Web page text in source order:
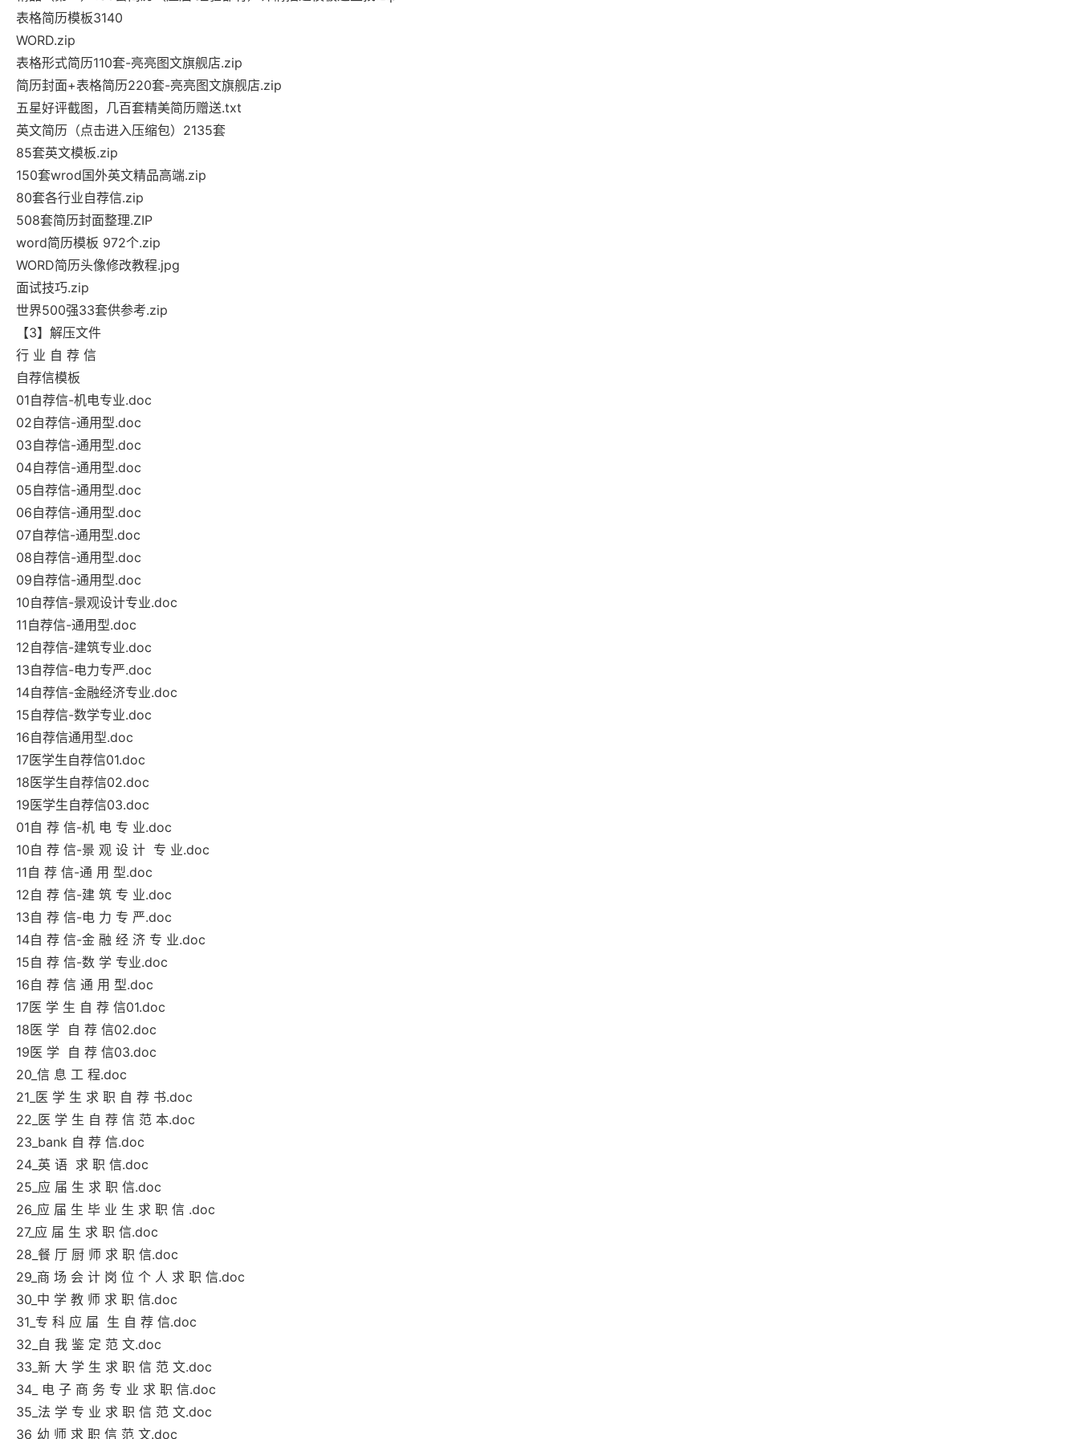
表格简历模板3140
WORD.zip
表格形式简历110套-亮亮图文旗舰店.zip
简历封面+表格简历220套-亮亮图文旗舰店.zip
五星好评截图，几百套精美简历赠送.txt
英文简历（点击进入压缩包）2135套
85套英文模板.zip
150套wrod国外英文精品高端.zip
80套各行业自荐信.zip
508套简历封面整理.ZIP
word简历模板 972个.zip
WORD简历头像修改教程.jpg
面试技巧.zip
世界500强33套供参考.zip
【3】解压文件
行 业 自 荐 信
自荐信模板
01自荐信-机电专业.doc
02自荐信-通用型.doc
03自荐信-通用型.doc
04自荐信-通用型.doc
05自荐信-通用型.doc
06自荐信-通用型.doc
07自荐信-通用型.doc
08自荐信-通用型.doc
09自荐信-通用型.doc
10自荐信-景观设计专业.doc
11自荐信-通用型.doc
12自荐信-建筑专业.doc
13自荐信-电力专严.doc
14自荐信-金融经济专业.doc
15自荐信-数学专业.doc
16自荐信通用型.doc
17医学生自荐信01.doc
18医学生自荐信02.doc
19医学生自荐信03.doc
01自 荐 信-机 电 专 业.doc
10自 荐 信-景 观 设 计 专 业.doc
11自 荐 信-通 用 型.doc
12自 荐 信-建 筑 专 业.doc
13自 荐 信-电 力 专 严.doc
14自 荐 信-金 融 经 济 专 业.doc
15自 荐 信-数 学 专业.doc
16自 荐 信 通 用 型.doc
17医 学 生 自 荐 信01.doc
18医 学 自 荐 信02.doc
19医 学 自 荐 信03.doc
20_信 息 工 程.doc
21_医 学 生 求 职 自 荐 书.doc
22_医 学 生 自 荐 信 范 本.doc
23_bank 自 荐 信.doc
24_英 语 求 职 信.doc
25_应 届 生 求 职 信.doc
26_应 届 生 毕 业 生 求 职 信 .doc
27_应 届 生 求 职 信.doc
28_餐 厅 厨 师 求 职 信.doc
29_商 场 会 计 岗 位 个 人 求 职 信.doc
30_中 学 教 师 求 职 信.doc
31_专 科 应 届 生 自 荐 信.doc
32_自 我 鉴 定 范 文.doc
33_新 大 学 生 求 职 信 范 文.doc
34_ 电 子 商 务 专 业 求 职 信.doc
35_法 学 专 业 求 职 信 范 文.doc
36_幼 师 求 职 信 范 文.doc